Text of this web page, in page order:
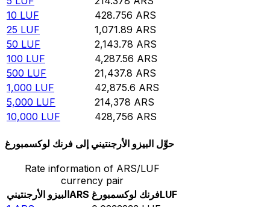
10 LUF 428.756 ARS
25 LUF 1,071.89 ARS
50 LUF 2,143.78 ARS
100 LUF 4,287.56 ARS
500 LUF 21,437.8 ARS
1,000 LUF 42,875.6 ARS
5,000 LUF 214,378 ARS
10,000 LUF 428,756 ARS
حوِّل البيزو الأرجنتيني إلى فرنك لوكسمبورغ
Rate information of ARS/LUF
currency pair
البيزو الأرجنتينيARS فرنك لوكسمبورغLUF